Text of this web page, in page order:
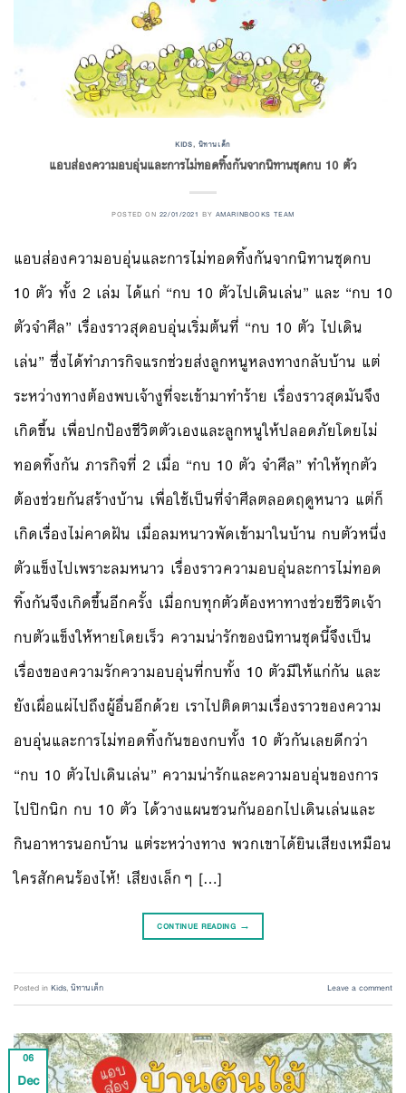
KIDS, นิทานเด็ก
แอบส่องความอบอุ่นและการไม่ทอดทิ้งกันจากนิทานชุดกบ 10 ตัว
POSTED ON 22/01/2021 BY AMARINBOOKS TEAM
แอบส่องความอบอุ่นและการไม่ทอดทิ้งกันจากนิทานชุดกบ
10 ตัว ทั้ง 2 เล่ม ได้แก่ “กบ 10 ตัวไปเดินเล่น” และ “กบ 10
ตัวจำศีล” เรื่องราวสุดอบอุ่นเริ่มต้นที่ “กบ 10 ตัว ไปเดิน
เล่น” ซึ่งได้ทำภารกิจแรกช่วยส่งลูกหนูหลงทางกลับบ้าน แต่
ระหว่างทางต้องพบเจ้างูที่จะเข้ามาทำร้าย เรื่องราวสุดมันจึง
เกิดขึ้น เพื่อปกป้องชีวิตตัวเองและลูกหนูให้ปลอดภัยโดยไม่
ทอดทิ้งกัน ภารกิจที่ 2 เมื่อ “กบ 10 ตัว จำศีล” ทำให้ทุกตัว
ต้องช่วยกันสร้างบ้าน เพื่อใช้เป็นที่จำศีลตลอดฤดูหนาว แต่ก็
เกิดเรื่องไม่คาดฝัน เมื่อลมหนาวพัดเข้ามาในบ้าน กบตัวหนึ่ง
ตัวแข็งไปเพราะลมหนาว เรื่องราวความอบอุ่นละการไม่ทอด
ทิ้งกันจึงเกิดขึ้นอีกครั้ง เมื่อกบทุกตัวต้องหาทางช่วยชีวิตเจ้า
กบตัวแข็งให้หายโดยเร็ว ความน่ารักของนิทานชุดนี้จึงเป็น
เรื่องของความรักความอบอุ่นที่กบทั้ง 10 ตัวมีให้แก่กัน และ
ยังเผื่อแผ่ไปถึงผู้อื่นอีกด้วย เราไปติดตามเรื่องราวของความ
อบอุ่นและการไม่ทอดทิ้งกันของกบทั้ง 10 ตัวกันเลยดีกว่า
“กบ 10 ตัวไปเดินเล่น” ความน่ารักและความอบอุ่นของการ
ไปปิกนิก กบ 10 ตัว ได้วางแผนชวนกันออกไปเดินเล่นและ
กินอาหารนอกบ้าน แต่ระหว่างทาง พวกเขาได้ยินเสียงเหมือน
ใครสักคนร้องไห้! เสียงเล็กๆ […]
CONTINUE READING →
Posted inKids,นิทานเด็ก Leave a comment
06
Dec